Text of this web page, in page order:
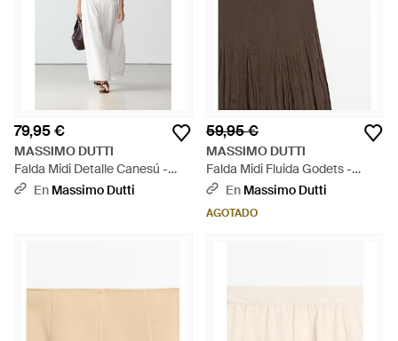
79,95 €
MASSIMO DUTTI
Falda Midi Detalle Canesú -
Blanco
En Massimo Dutti
59,95 €
MASSIMO DUTTI
Falda Midi Fluida Godets -
Marrón
En Massimo Dutti
AGOTADO